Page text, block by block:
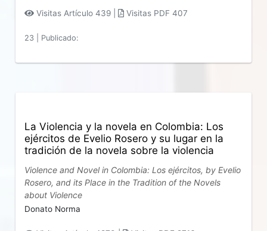
Visitas Artículo 439 | Visitas PDF 407
23 Publicado:
La Violencia y la novela en Colombia: Los
ejércitos de Evelio Rosero y su lugar en la
tradición de la novela sobre la violencia
Violence and Novel in Colombia: Los ejércitos, by Evelio
Rosero, and its Place in the Tradition of the Novels
about Violence
Donato Norma